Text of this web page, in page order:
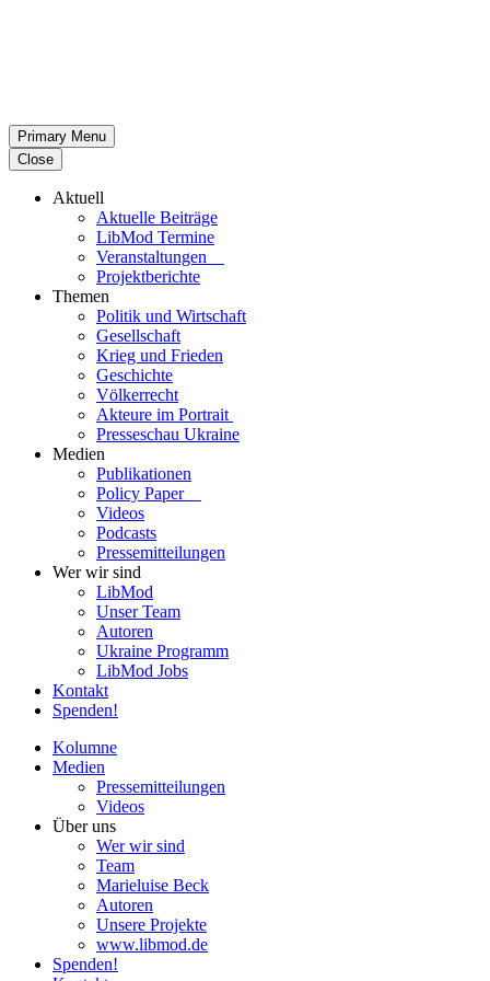
Primary Menu
Close
Aktuell
Aktu­elle Beiträge
LibMod Termine
Ver­an­stal­tun­gen
Pro­jekt­be­richte
Themen
Politik und Wirtschaft
Gesell­schaft
Krieg und Frieden
Geschichte
Völ­ker­recht
Akteure im Portrait
Pres­se­schau Ukraine
Medien
Publi­ka­tio­nen
Policy Paper
Videos
Pod­casts
Pres­se­mit­tei­lun­gen
Wer wir sind
LibMod
Unser Team
Autoren
Ukraine Pro­gramm
LibMod Jobs
Kontakt
Spenden!
Kolumne
Medien
Pres­se­mit­tei­lun­gen
Videos
Über uns
Wer wir sind
Team
Marie­luise Beck
Autoren
Unsere Pro­jekte
www.libmod.de
Spenden!